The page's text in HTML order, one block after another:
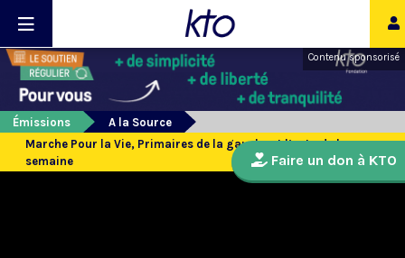
Contenu sponsorisé
Émissions
A la Source
Marche Pour la Vie, Primaires de la gauche et l’actu de la
semaine
Faire un don à KTO